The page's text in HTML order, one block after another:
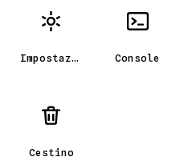
Impostazioni Console
Cestino